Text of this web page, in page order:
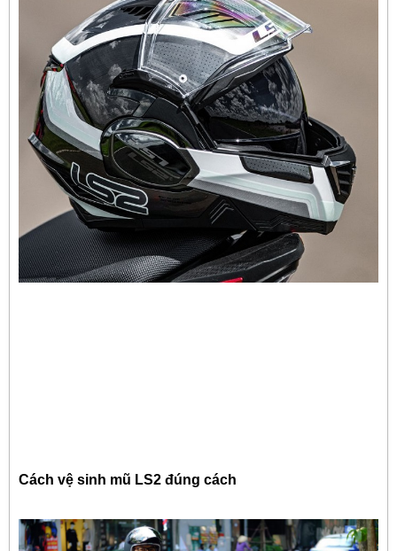
Cách vệ sinh mũ LS2 đúng cách